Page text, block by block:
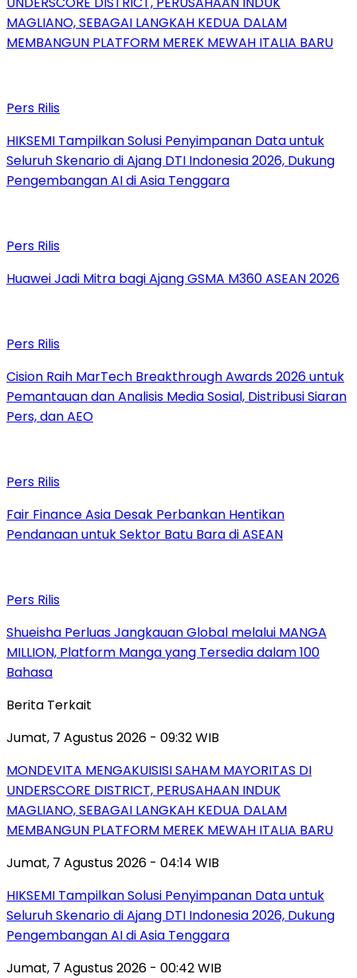
MAGLIANO, SEBAGAI LANGKAH KEDUA DALAM
MEMBANGUN PLATFORM MEREK MEWAH ITALIA BARU
Pers Rilis
HIKSEMI Tampilkan Solusi Penyimpanan Data untuk
Seluruh Skenario di Ajang DTI Indonesia 2026, Dukung
Pengembangan AI di Asia Tenggara
Pers Rilis
Huawei Jadi Mitra bagi Ajang GSMA M360 ASEAN 2026
Pers Rilis
Cision Raih MarTech Breakthrough Awards 2026 untuk
Pemantauan dan Analisis Media Sosial, Distribusi Siaran
Pers, dan AEO
Pers Rilis
Fair Finance Asia Desak Perbankan Hentikan
Pendanaan untuk Sektor Batu Bara di ASEAN
Pers Rilis
Shueisha Perluas Jangkauan Global melalui MANGA
MILLION, Platform Manga yang Tersedia dalam 100
Bahasa
Berita Terkait
Jumat, 7 Agustus 2026 - 09:32 WIB
MONDEVITA MENGAKUISISI SAHAM MAYORITAS DI
UNDERSCORE DISTRICT, PERUSAHAAN INDUK
MAGLIANO, SEBAGAI LANGKAH KEDUA DALAM
MEMBANGUN PLATFORM MEREK MEWAH ITALIA BARU
Jumat, 7 Agustus 2026 - 04:14 WIB
HIKSEMI Tampilkan Solusi Penyimpanan Data untuk
Seluruh Skenario di Ajang DTI Indonesia 2026, Dukung
Pengembangan AI di Asia Tenggara
Jumat, 7 Agustus 2026 - 00:42 WIB